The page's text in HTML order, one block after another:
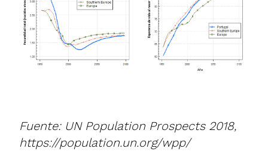
Fuente: UN Population Prospects 2018,
https://population.un.org/wpp/